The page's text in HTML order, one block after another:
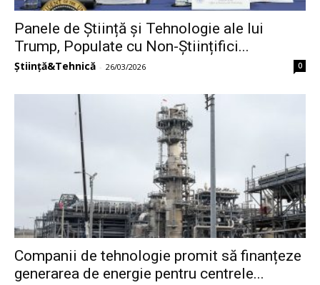
Panele de Știință și Tehnologie ale lui
Trump, Populate cu Non-Științifici...
Știință&Tehnică - 26/03/2026 0
Companii de tehnologie promit să finanțeze
generarea de energie pentru centrele...